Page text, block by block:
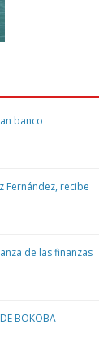
banco
Fernández, recibe
de las finanzas
BOKOBA